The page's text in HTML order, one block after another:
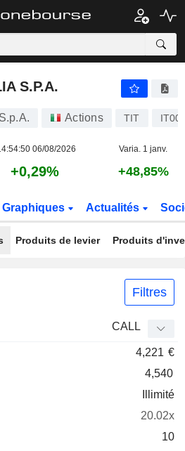
S.P.A.
Actions TIT
06/08/2026 Varia. 1 janv.
+0,29% +48,85%
Graphiques Actualités
Produits de levier Produits
Filtres
CALL
4,221 €
4,540
Illimité
20.02x
10